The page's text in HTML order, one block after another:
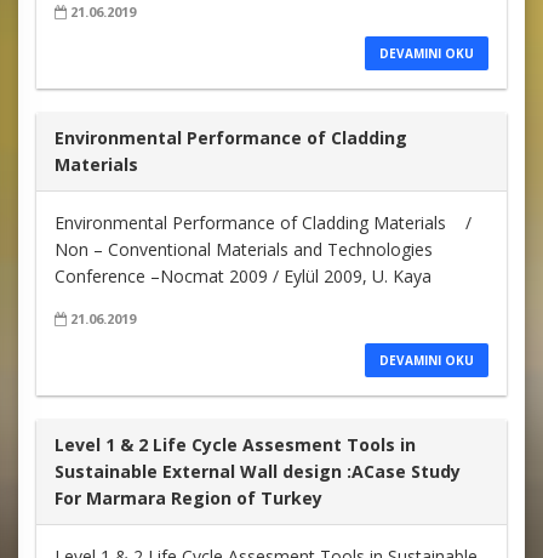
21.06.2019
DEVAMINI OKU
Environmental Performance of Cladding
Materials
Environmental Performance of Cladding Materials /
Non – Conventional Materials and Technologies
Conference –Nocmat 2009 / Eylül 2009, U. Kaya
21.06.2019
DEVAMINI OKU
Level 1 & 2 Life Cycle Assesment Tools in
Sustainable External Wall design :ACase Study
For Marmara Region of Turkey